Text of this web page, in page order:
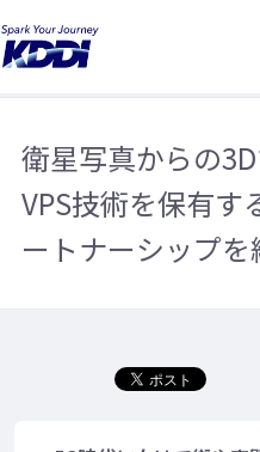
メニ
KDDIホーム
写真からの3Dマップ生成が特長の
ナーシップを締結
衛星写真からの
VPS技術を保有
ートナーシップを